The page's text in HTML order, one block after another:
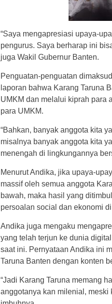
“Saya mengapresiasi upaya-
pengurus. Saya berharap ini
juga Wakil Gubernur Banten.
Penguatan-penguatan
laporan bahwa Karang Taruna
UMKM dan melalui kiprah para
para UMKM.
“Bahkan, banyak anggota kita
misalnya banyak anggota kita
menengah di lingkungannya
Menurut Andika, jika upaya-
massif oleh semua anggota
bawah, maka hasil yang
persoalan social dan ekonomi
Andika juga mengaku
yang telah terjun ke dunia
saat ini. Pernyataan Andika ini
Taruna Banten dengan konten
“Jadi Karang Taruna memang
anggotanya kan milenial, meski